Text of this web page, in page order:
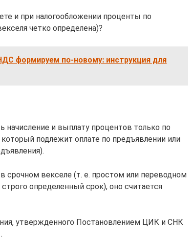
и при налогообложении проценты по
четко определена)?
формируем по-новому: инструкция для
и выплату процентов только по
подлежит оплате по предъявлении или
срочном векселе (т. е. простом или переводном
определенный срок), оно считается
утвержденного Постановлением ЦИК и СНК